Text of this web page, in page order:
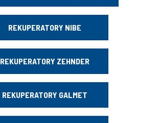
REKUPERATORY NIBE
REKUPERATORY ZEHNDER
REKUPERATORY GALMET